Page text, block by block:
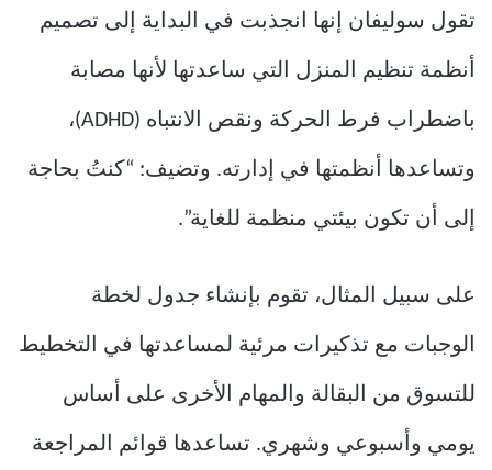
تقول سوليفان إنها انجذبت في البداية إلى تصميم
أنظمة تنظيم المنزل التي ساعدتها لأنها مصابة
باضطراب فرط الحركة ونقص الانتباه (ADHD)،
وتساعدها أنظمتها في إدارته. وتضيف: “كنتُ بحاجة
إلى أن تكون بيئتي منظمة للغاية”.
على سبيل المثال، تقوم بإنشاء جدول لخطة
الوجبات مع تذكيرات مرئية لمساعدتها في التخطيط
للتسوق من البقالة والمهام الأخرى على أساس
يومي وأسبوعي وشهري. تساعدها قوائم المراجعة